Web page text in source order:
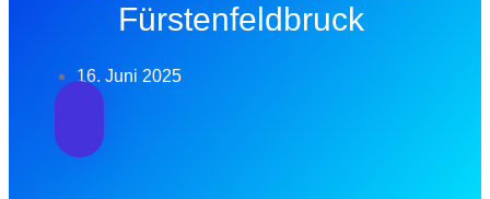
Fürstenfeldbruck
16. Juni 2025